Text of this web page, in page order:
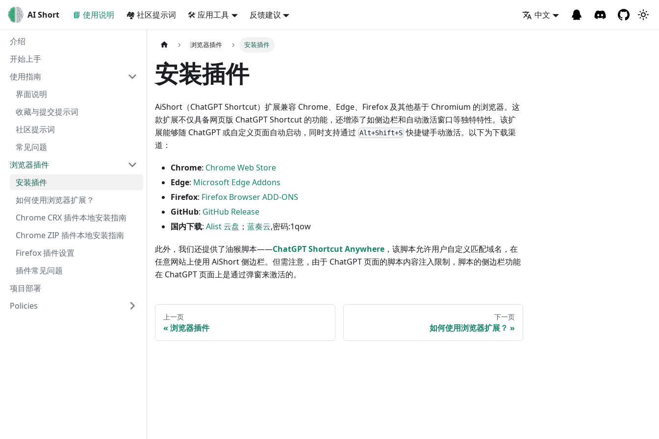
AI Short 📘 使用说明 🏘️ 社区提示词 🛠️ 应用工具 反馈建议 中文
AI Short
介绍
开始上手
使用指南
界面说明
收藏与提交提示词
社区提示词
常见问题
浏览器插件
安装插件
如何使用浏览器扩展？
Chrome CRX 插件本地安装指南
Chrome ZIP 插件本地安装指南
Firefox 插件设置
插件常见问题
项目部署
Policies
浏览器插件 安装插件
安装插件
AiShort（ChatGPT Shortcut）扩展兼容 Chrome、Edge、Firefox 及其他基于 Chromium 的浏览器。这
款扩展不仅具备网页版 ChatGPT Shortcut 的功能，还增添了如侧边栏和自动激活窗口等独特特性。该扩
展能够随 ChatGPT 或自定义页面自动启动，同时支持通过 Alt+Shift+S 快捷键手动激活。以下为下载渠
道：
Chrome: Chrome Web Store
Edge: Microsoft Edge Addons
Firefox: Firefox Browser ADD-ONS
GitHub: GitHub Release
国内下载: Alist 云盘 ； 蓝奏云,密码:1qow
此外，我们还提供了油猴脚本——ChatGPT Shortcut Anywhere ，该脚本允许用户自定义匹配域名，在
任意网站上使用 AiShort 侧边栏。但需注意，由于 ChatGPT 页面的脚本内容注入限制，脚本的侧边栏功能
在 ChatGPT 页面上是通过弹窗来激活的。
上一页
浏览器插件
下一页
如何使用浏览器扩展？